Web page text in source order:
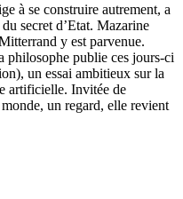
à se construire autrement, a
secret d’Etat. Mazarine
y est parvenue.
philosophe publie ces jours-ci
un essai ambitieux sur la
artificielle. Invitée de
un regard, elle revient